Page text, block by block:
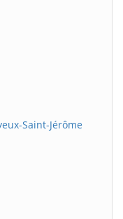
Saint-Jérôme